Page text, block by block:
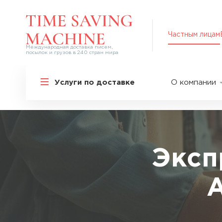
Международная доставка писем,
посылок и грузов в 240 стран мира
Частным лицам
Услуги по доставке
Международная доставка
СНГ
Экспресс-доставка в Россию
Специальные сервисы
Перевозка специальных грузов
О компании
Оплата
Вакансии
Акции